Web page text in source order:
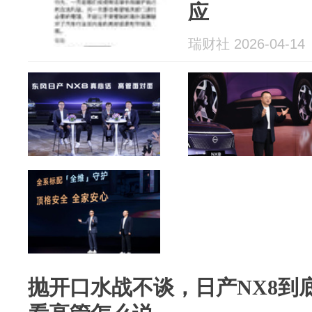
应
瑞财社 2026-04-14
抛开口水战不谈，日产NX8到